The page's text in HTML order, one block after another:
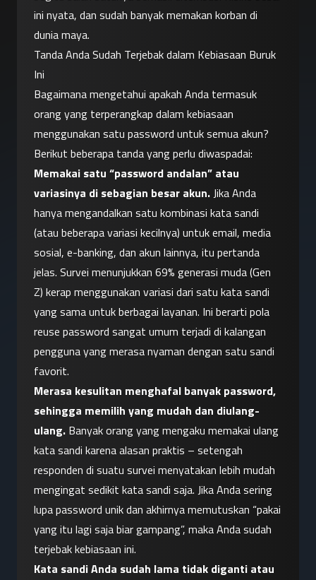
ini nyata, dan sudah banyak memakan korban di
dunia maya.
Tanda Anda Sudah Terjebak dalam Kebiasaan Buruk
Ini
Bagaimana mengetahui apakah Anda termasuk
orang yang terperangkap dalam kebiasaan
menggunakan satu password untuk semua akun?
Berikut beberapa tanda yang perlu diwaspadai:
Memakai satu “password andalan” atau
variasinya di sebagian besar akun. Jika Anda
hanya mengandalkan satu kombinasi kata sandi
(atau beberapa variasi kecilnya) untuk email, media
sosial, e-banking, dan akun lainnya, itu pertanda
jelas. Survei menunjukkan 69% generasi muda (Gen
Z) kerap menggunakan variasi dari satu kata sandi
yang sama untuk berbagai layanan. Ini berarti pola
reuse password sangat umum terjadi di kalangan
pengguna yang merasa nyaman dengan satu sandi
favorit.
Merasa kesulitan menghafal banyak password,
sehingga memilih yang mudah dan diulang-
ulang. Banyak orang yang mengaku memakai ulang
kata sandi karena alasan praktis – setengah
responden di suatu survei menyatakan lebih mudah
mengingat sedikit kata sandi saja. Jika Anda sering
lupa password unik dan akhirnya memutuskan “pakai
yang itu lagi saja biar gampang”, maka Anda sudah
terjebak kebiasaan ini.
Kata sandi Anda sudah lama tidak diganti atau